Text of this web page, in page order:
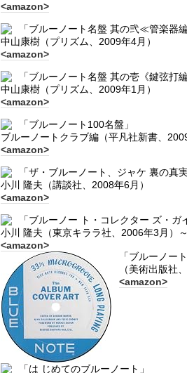
<amazon>
「ブルーノート名盤 其の弐≪管楽器
中山康樹（プリズム、2009年4月）
<amazon>
「ブルーノート名盤 其の壱《鍵弦打編
中山康樹（プリズム、2009年1月）
<amazon>
「ブルーノート100名盤」
ブルーノートクラブ編（平凡社新書、
<amazon>
「ザ・ブルーノート、ジャケ 裏の真
小川 隆夫（講談社、2008年6月）
<amazon>
「ブルーノー ト・コレクター ズ・ガ
小川 隆夫（東京キララ社、2006年3月）
<amazon>
「ブルーノー
（美術出版社
<amazon>
「は じめてのブルーノート」